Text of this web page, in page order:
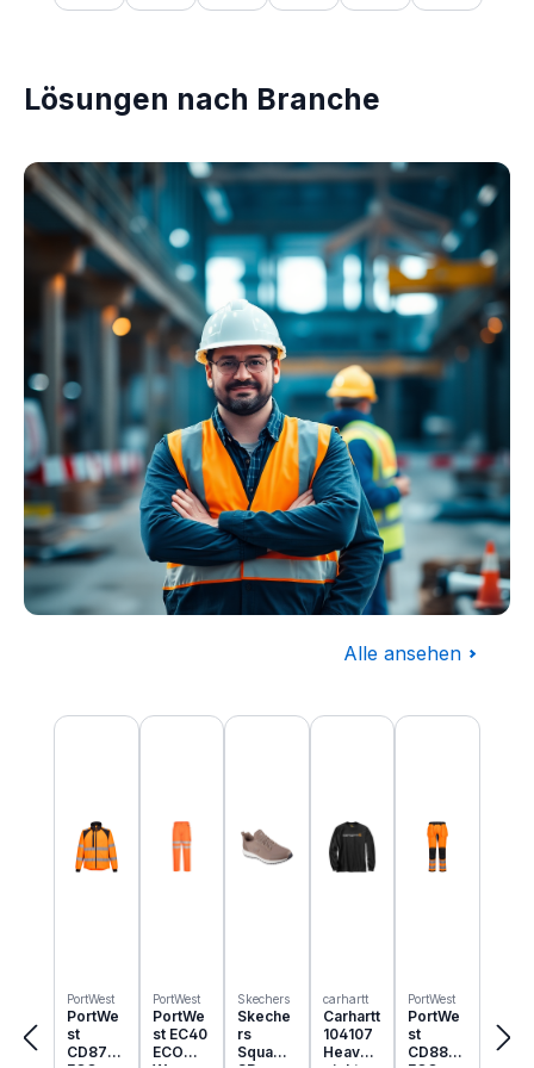
Lösungen nach Branche
Alle ansehen
Produktgalerie überspringen
PortWest
PortWe
st
CD875
PortWest
PortWe
st EC40
ECO
Skechers
Skeche
rs
Squad
carhartt
Carhartt
104107
Heavyw
PortWest
PortWe
st
CD889